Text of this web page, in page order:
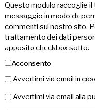
Questo modulo raccoglie il
messaggio in modo da
commenti sul nostro sito.
trattamento dei dati
apposito checkbox sotto:
Acconsento
Avvertimi via email in
Avvertimi via email alla